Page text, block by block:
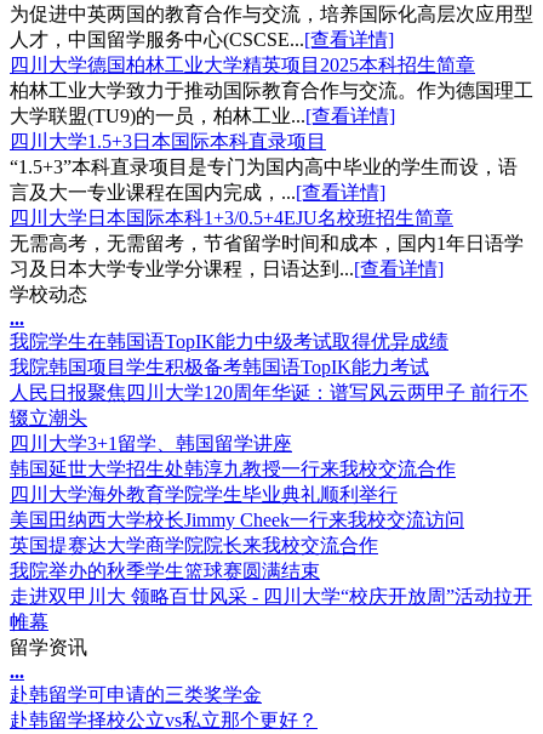
为促进中英两国的教育合作与交流，培养国际化高层次应用型
人才，中国留学服务中心(CSCSE...[查看详情]
四川大学德国柏林工业大学精英项目2025本科招生简章
柏林工业大学致力于推动国际教育合作与交流。作为德国理工
大学联盟(TU9)的一员，柏林工业...[查看详情]
四川大学1.5+3日本国际本科直录项目
“1.5+3”本科直录项目是专门为国内高中毕业的学生而设，语
言及大一专业课程在国内完成，...[查看详情]
四川⼤学日本国际本科1+3/0.5+4EJU名校班招生简章
⽆需⾼考，⽆需留考，节省留学时间和成本，国内1年⽇语学
习及⽇本⼤学专业学分课程，⽇语达到...[查看详情]
学校动态
...
我院学生在韩国语TopIK能力中级考试取得优异成绩
我院韩国项目学生积极备考韩国语TopIK能力考试
人民日报聚焦四川大学120周年华诞：谱写风云两甲子 前行不
辍立潮头
四川大学3+1留学、韩国留学讲座
韩国延世大学招生处韩淳九教授一行来我校交流合作
四川大学海外教育学院学生毕业典礼顺利举行
美国田纳西大学校长Jimmy Cheek一行来我校交流访问
英国提赛达大学商学院院长来我校交流合作
我院举办的秋季学生篮球赛圆满结束
走进双甲川大 领略百廿风采 - 四川大学“校庆开放周”活动拉开
帷幕
留学资讯
...
赴韩留学可申请的三类奖学金
赴韩留学择校公立vs私立那个更好？